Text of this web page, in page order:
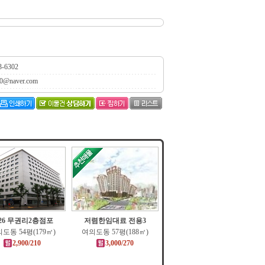
6302
무권리2층점포
도동 54평(179㎡)
2,900/210
저렴한임대료 전용3
여의도동 57평(188㎡)
3,000/270